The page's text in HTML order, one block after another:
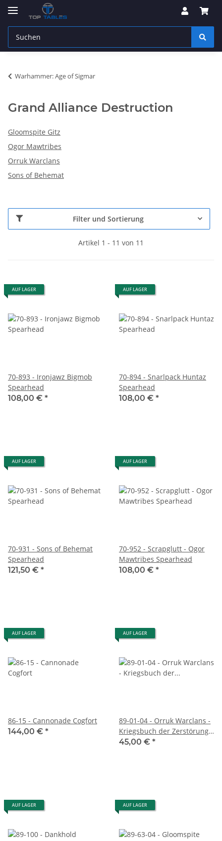
Warhammer: Age of Sigmar
Grand Alliance Destruction
Gloomspite Gitz
Ogor Mawtribes
Orruk Warclans
Sons of Behemat
Filter und Sortierung
Artikel 1 - 11 von 11
AUF LAGER
70-893 - Ironjawz Bigmob
Spearhead
108,00 € *
AUF LAGER
70-894 - Snarlpack Huntaz
Spearhead
108,00 € *
AUF LAGER
70-931 - Sons of Behemat
Spearhead
121,50 € *
AUF LAGER
70-952 - Scrapglutt - Ogor
Mawtribes Spearhead
108,00 € *
AUF LAGER
86-15 - Cannonade Cogfort
144,00 € *
AUF LAGER
89-01-04 - Orruk Warclans -
Kriegsbuch der Zerstörung
(DEUTSCH)
45,00 € *
AUF LAGER AUF LAGER